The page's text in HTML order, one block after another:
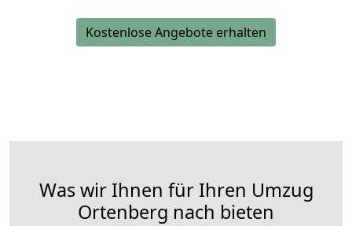
Kostenlose Angebote erhalten
Was wir Ihnen für Ihren Umzug
Ortenberg nach bieten